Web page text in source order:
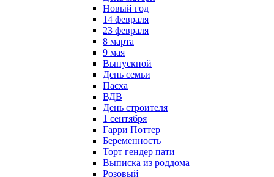
Новый год
14 февраля
23 февраля
8 марта
9 мая
Выпускной
День семьи
Пасха
ВДВ
День строителя
1 сентября
Гарри Поттер
Беременность
Торт гендер пати
Выписка из роддома
Розовый